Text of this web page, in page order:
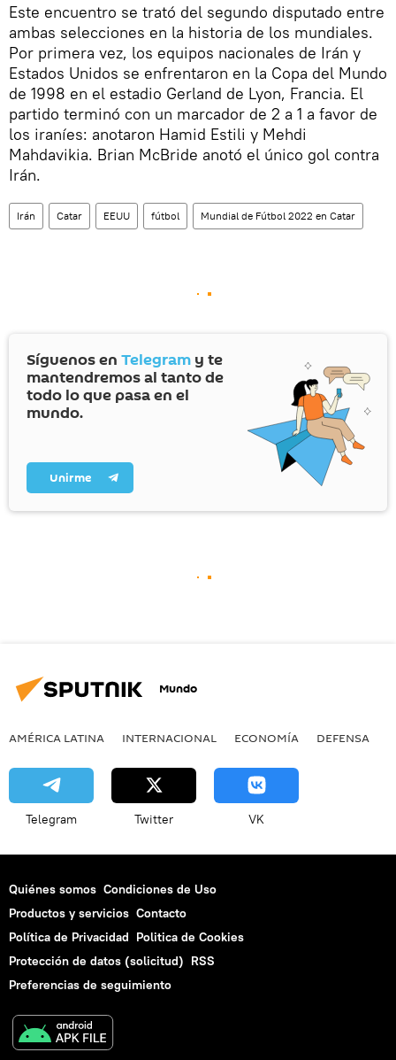
Este encuentro se trató del segundo disputado entre
ambas selecciones en la historia de los mundiales.
Por primera vez, los equipos nacionales de Irán y
Estados Unidos se enfrentaron en la Copa del Mundo
de 1998 en el estadio Gerland de Lyon, Francia. El
partido terminó con un marcador de 2 a 1 a favor de
los iraníes: anotaron Hamid Estili y Mehdi
Mahdavikia. Brian McBride anotó el único gol contra
Irán.
Irán Catar EEUU fútbol Mundial de Fútbol 2022 en Catar
Síguenos en Telegram y te
mantendremos al tanto de
todo lo que pasa en el
mundo.
Unirme
Mundo
AMÉRICA LATINA INTERNACIONAL ECONOMÍA DEFENSA
Telegram Twitter VK
Quiénes somos Condiciones de Uso
Productos y servicios Contacto
Política de Privacidad Politica de Cookies
Protección de datos (solicitud) RSS
Preferencias de seguimiento